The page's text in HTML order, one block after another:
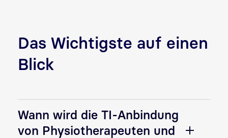
Das Wichtigste auf einen
Blick
Wann wird die TI-Anbindung
von Physiotherapeuten und